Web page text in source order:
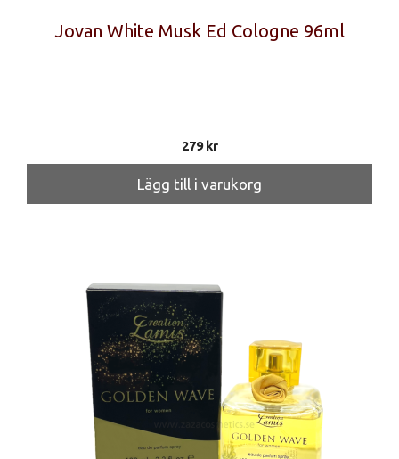
Jovan White Musk Ed Cologne 96ml
279kr
Lägg till i varukorg